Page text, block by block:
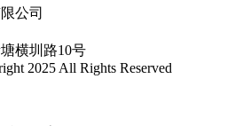
公司
横圳路10号
2025 All Rights Reserved